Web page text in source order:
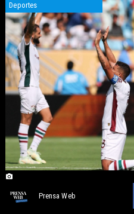
Deportes
Prensa Web